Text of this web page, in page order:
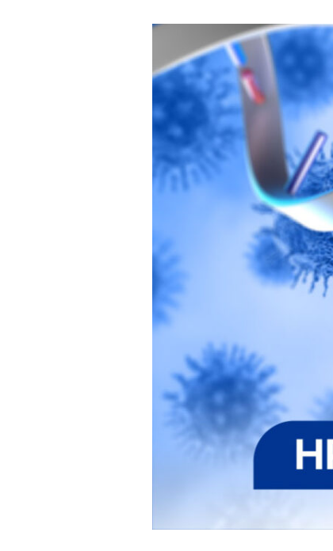
DNA
dan
DNA:
Pengertian,
Perbedaan,
Pentingnya
Pemeriksaan
DNA
Virus